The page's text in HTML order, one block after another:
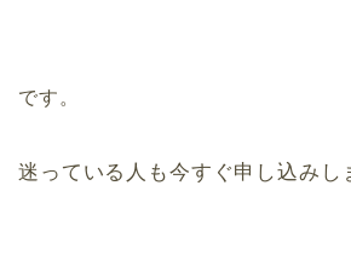
です。
迷っている人も今すぐ申し込みし